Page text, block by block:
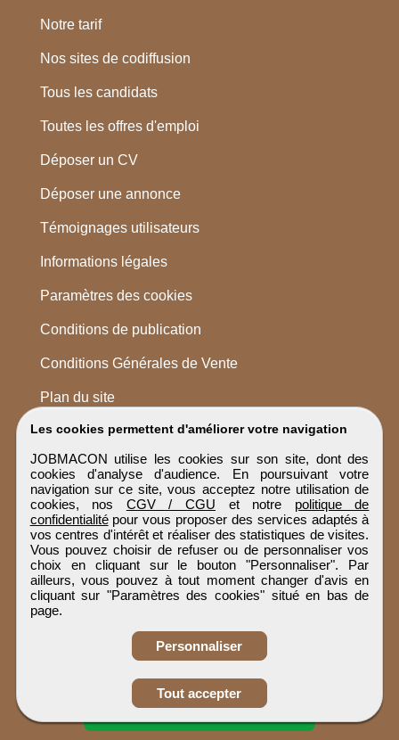
Obtenir ses
coordonnées
Les cookies permettent d'améliorer votre navigation
JOBMACON utilise les cookies sur son site, dont des
cookies d'analyse d'audience. En poursuivant votre
navigation sur ce site, vous acceptez notre utilisation de
cookies, nos CGV / CGU et notre politique de
confidentialitépour vous proposer des services adaptés à
vos centres d'intérêt et réaliser des statistiques de visites.
Vous pouvez choisir de refuser ou de personnaliser vos
choix en cliquant sur le bouton "Personnaliser". Par
ailleurs, vous pouvez à tout moment changer d'avis en
cliquant sur "Paramètres des cookies" situé en bas de
page.
Personnaliser
Tout accepter
Notre tarif
Nos sites de codiffusion
Tous les candidats
Toutes les offres d'emploi
Déposer un CV
Déposer une annonce
Témoignages utilisateurs
Informations légales
Paramètres des cookies
Conditions de publication
Conditions Générales de Vente
Plan du site
JOBMACON
Tous droits réservés © 1999 - 2026